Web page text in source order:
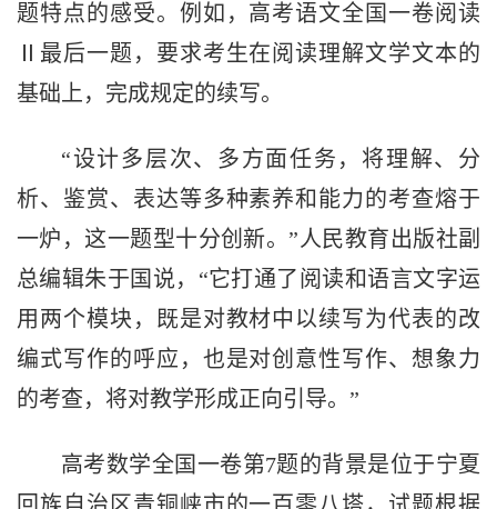
题特点的感受。例如，高考语文全国一卷阅读
Ⅱ最后一题，要求考生在阅读理解文学文本的
基础上，完成规定的续写。
“设计多层次、多方面任务，将理解、分
析、鉴赏、表达等多种素养和能力的考查熔于
一炉，这一题型十分创新。”人民教育出版社副
总编辑朱于国说，“它打通了阅读和语言文字运
用两个模块，既是对教材中以续写为代表的改
编式写作的呼应，也是对创意性写作、想象力
的考查，将对教学形成正向引导。”
高考数学全国一卷第7题的背景是位于宁夏